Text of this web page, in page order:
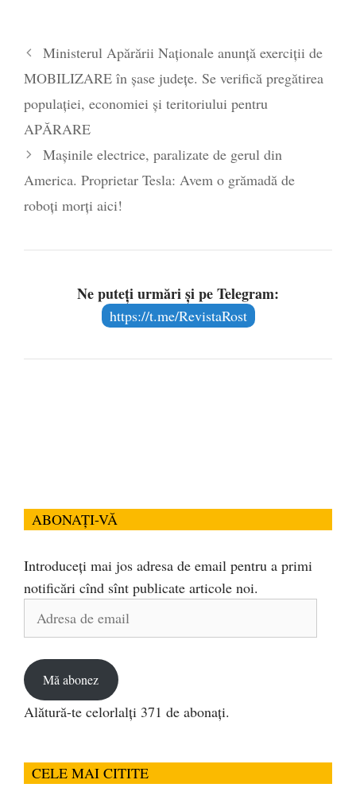
poetului Octavian Goga, înlăturat din Iași
- 16 aprilie 2026
Ministerul Apărării Naționale anunță exerciții de
MOBILIZARE în șase județe. Se verifică pregătirea
populației, economiei și teritoriului pentru
APĂRARE
Mașinile electrice, paralizate de gerul din
America. Proprietar Tesla: Avem o grămadă de
roboți morți aici!
Ne puteți urmări și pe Telegram:
https://t.me/RevistaRost
ABONAȚI-VĂ
Introduceți mai jos adresa de email pentru a primi
notificări cînd sînt publicate articole noi.
Adresa
Mă abonez
Alătură-te celorlalți 371 de abonați.
CELE MAI CITITE